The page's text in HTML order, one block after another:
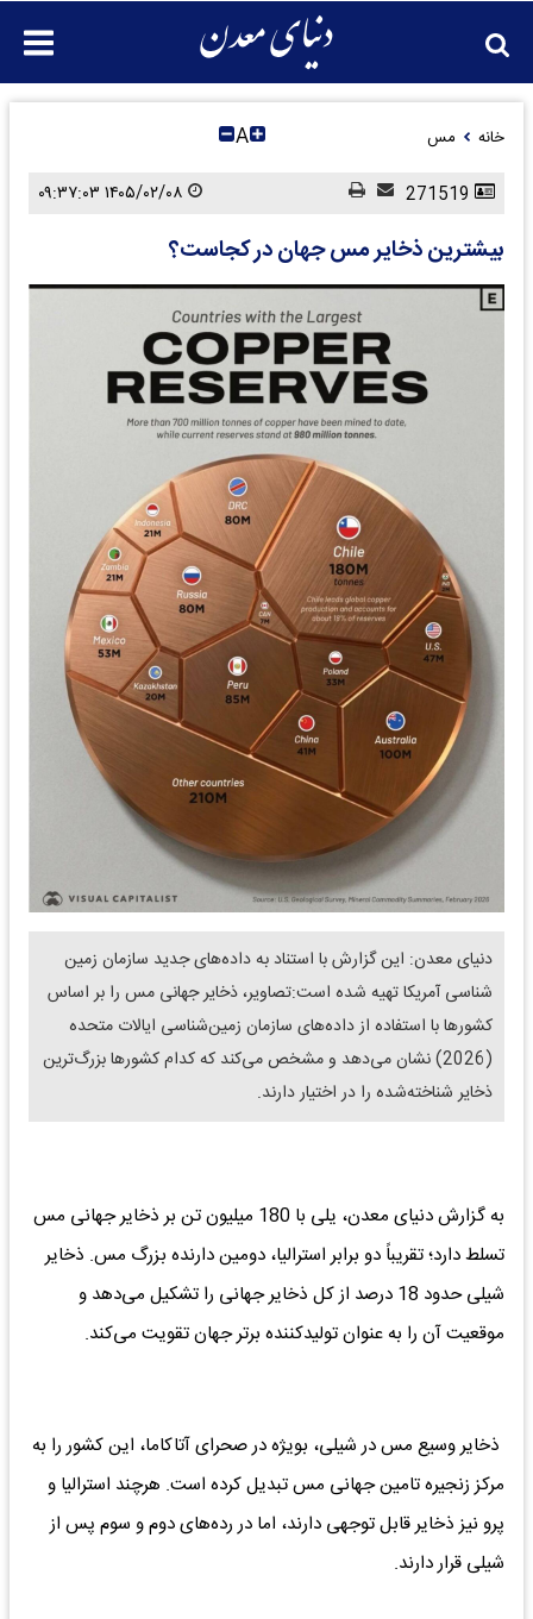
خانه مس A
بیشترین ذخایر مس جهان در کجاست؟
دنیای معدن: این گزارش با استناد به داده‌های جدید سازمان زمین
شناسی آمریکا تهیه شده است:‌تصاویر، ذخایر جهانی مس را بر اساس
کشورها با استفاده از داده‌های سازمان زمین‌شناسی ایالات متحده
(2026) نشان می‌دهد و مشخص می‌کند که کدام کشورها بزرگ‌ترین
ذخایر شناخته‌شده را در اختیار دارند.
به گزارش دنیای معدن، یلی با 180 میلیون تن بر ذخایر جهانی مس
تسلط دارد؛ تقریباً دو برابر استرالیا، دومین دارنده بزرگ مس. ذخایر
شیلی حدود 18 درصد از کل ذخایر جهانی را تشکیل می‌دهد و
موقعیت آن را به عنوان تولیدکننده برتر جهان تقویت می‌کند.
ذخایر وسیع مس در شیلی، بویژه در صحرای آتاکاما، این کشور را به
مرکز زنجیره‌ تامین جهانی مس تبدیل کرده است. هرچند استرالیا و
پرو نیز ذخایر قابل توجهی دارند، اما در رده‌های دوم و سوم پس از
شیلی قرار دارند.